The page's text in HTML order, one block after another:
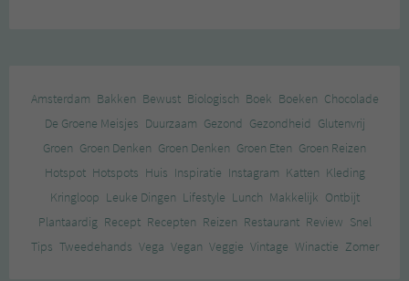
Amsterdam Bakken Bewust Biologisch Boek Boeken Chocolade
De Groene Meisjes Duurzaam Gezond Gezondheid Glutenvrij
Groen Groen Denken Groen Denken Groen Eten Groen Reizen
Hotspot Hotspots Huis Inspiratie Instagram Katten Kleding
Kringloop Leuke Dingen Lifestyle Lunch Makkelijk Ontbijt
Plantaardig Recept Recepten Reizen Restaurant Review Snel
Tips Tweedehands Vega Vegan Veggie Vintage Winactie Zomer